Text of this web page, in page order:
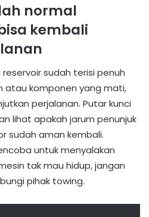
normal
kembali
sudah terisi penuh
atau komponen yang mati,
perjalanan. Putar kunci
lihat apakah jarum penunjuk
sudah aman kembali.
untuk menyalakan
tak mau hidup, jangan
pihak towing.